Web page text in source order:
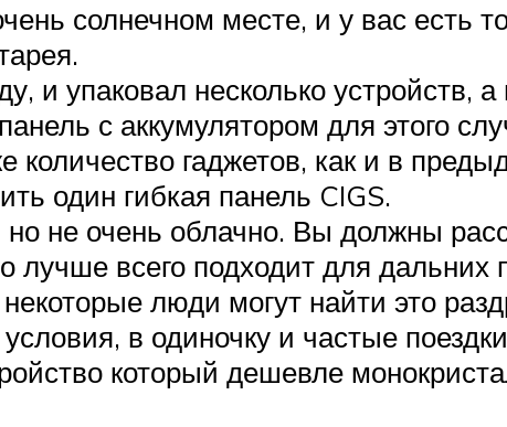
солнечном месте, и у вас есть
и упаковал несколько устройств,
с аккумулятором для этого
количество гаджетов, как и в
один гибкая панель CIGS.
не очень облачно. Вы должны
лучше всего подходит для дальних
некоторые люди могут найти это
в одиночку и частые
который дешевле